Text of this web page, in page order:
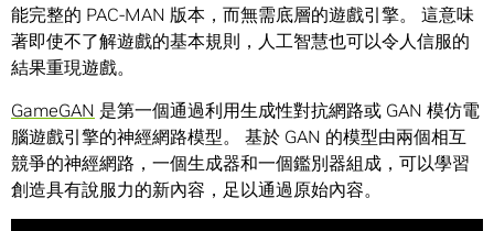
能完整的 PAC-MAN 版本，而無需底層的遊戲引擎。 這意味
著即使不了解遊戲的基本規則，人工智慧也可以令人信服的
結果重現遊戲。
GameGAN 是第一個通過利用生成性對抗網路或 GAN 模仿電
腦遊戲引擎的神經網路模型。 基於 GAN 的模型由兩個相互
競爭的神經網路，一個生成器和一個鑑別器組成，可以學習
創造具有說服力的新內容，足以通過原始內容。